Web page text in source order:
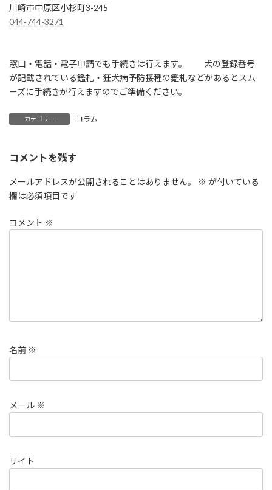
川崎市中原区小杉町3-245
044-744-3271
窓口・電話・電子申請でも手続きは行えます。 犬の登録番号
が記載されている鑑札・狂犬病予防接種の鑑札などがあるとスム
ーズに手続きが行えますのでご準備ください。
カテゴリー コラム
コメントを残す
メールアドレスが公開されることはありません。 ※ が付いている
欄は必須項目です
コメント ※
名前 ※
メール ※
サイト